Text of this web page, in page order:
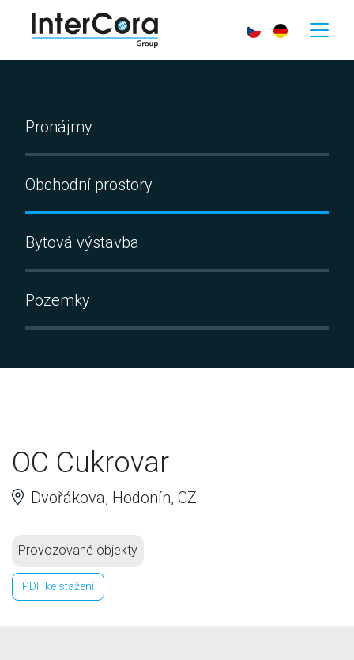
Pronájmy
Obchodní prostory
Bytová výstavba
Pozemky
OC Cukrovar
Dvořákova, Hodonín, CZ
Provozované objekty
PDF ke stažení